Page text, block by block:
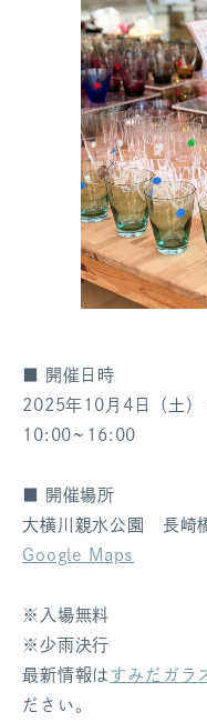
■ 開催日時
2025年10月4日（土）
10:00~16:00
■ 開催場所
大横川親水公園 長崎
Google Maps
※入場無料
※少雨決行
最新情報は すみだガラ
ださい。